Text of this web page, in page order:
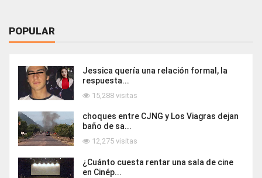
POPULAR
Jessica quería una relación formal, la
respuesta...
15,288 visitas
choques entre CJNG y Los Viagras dejan
baño de sa...
12,275 visitas
¿Cuánto cuesta rentar una sala de cine
en Cinép...